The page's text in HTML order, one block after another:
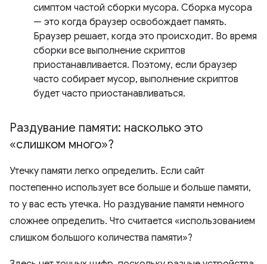
симптом частой сборки мусора. Сборка мусора
— это когда браузер освобождает память.
Браузер решает, когда это происходит. Во время
сборки все выполнение скриптов
приостанавливается. Поэтому, если браузер
часто собирает мусор, выполнение скриптов
будет часто приостанавливаться.
Раздувание памяти: насколько это
«слишком много»?
Утечку памяти легко определить. Если сайт
постепенно использует все больше и больше памяти,
то у вас есть утечка. Но раздувание памяти немного
сложнее определить. Что считается «использованием
слишком большого количества памяти»?